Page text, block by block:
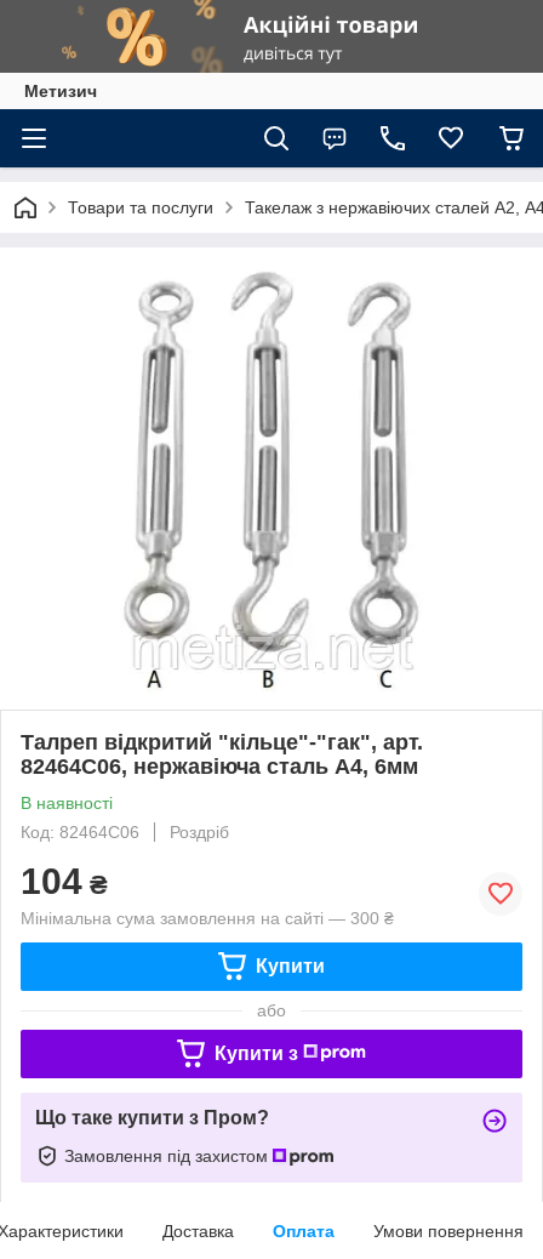
Метизич
Товари та послуги Такелаж з нержавіючих сталей А2,
Талреп відкритий "кільце"-"гак", арт.
82464C06, нержавіюча сталь А4, 6мм
В наявності
Код: 82464C06
Роздріб
104 ₴
Мінімальна сума замовлення на сайті — 300 ₴
Купити
або
Купити з
Що таке купити з Пром?
Замовлення під захистом
Доставка Оплата Умови повернення